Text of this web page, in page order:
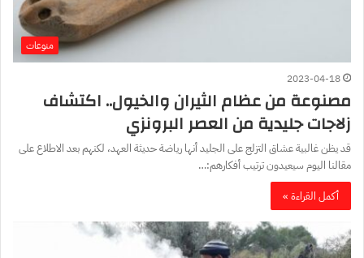
منوعات
2023-04-18
مصنوعة من عظام الثيران والخيول.. اكتشاف
زلاجات جليدية من العصر البرونزي
قد يظن غالبية عشاق التزلج على الجليد أنها رياضة حديثة العهد، لكنهم بعد الاطلاع على
مقالنا اليوم سيعيدون ترتيب أفكارهم:…
أكمل القراءة »